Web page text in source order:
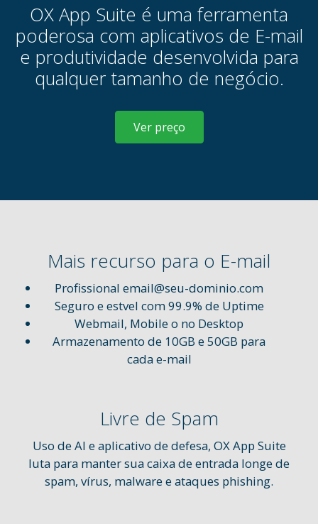
OX App Suite é uma ferramenta
poderosa com aplicativos de E-mail
e produtividade desenvolvida para
qualquer tamanho de negócio.
Ver preço
Mais recurso para o E-mail
Profissional email@seu-dominio.com
Seguro e estvel com 99.9% de Uptime
Webmail, Mobile o no Desktop
Armazenamento de 10GB e 50GB para
cada e-mail
Livre de Spam
Uso de AI e aplicativo de defesa, OX App Suite
luta para manter sua caixa de entrada longe de
spam, vírus, malware e ataques phishing.